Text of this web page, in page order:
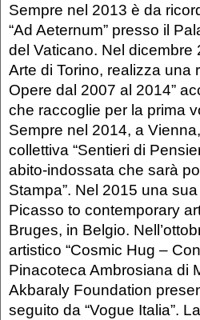
Sempre nel 2013 è da
“Ad Aeternum” presso il
del Vaticano. Nel
Arte di Torino, realizza una
Opere dal 2007 al 2014”
che raccoglie per la prima
Sempre nel 2014, a
collettiva “Sentieri di
abito-indossata che sarà
Stampa”. Nel 2015 una
Picasso to contemporary
Bruges, in Belgio.
artistico “Cosmic Hug –
Pinacoteca Ambrosiana di
Akbaraly Foundation
seguito da “Vogue Italia”.